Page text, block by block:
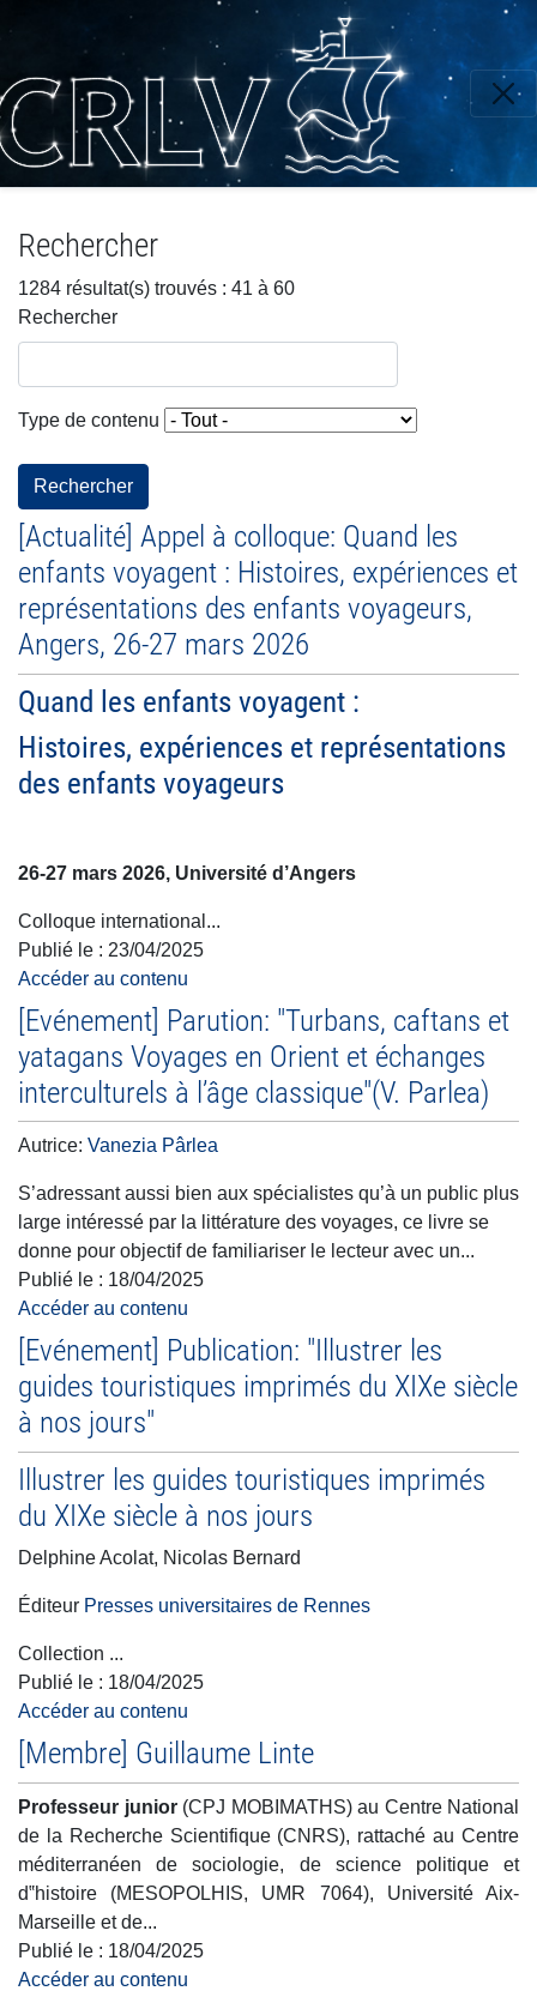
contenu
principal
Rechercher
1284 résultat(s) trouvés : 41 à 60
Rechercher
Type de contenu
Rechercher
[Actualité] Appel à colloque: Quand les
enfants voyagent : Histoires, expériences et
représentations des enfants voyageurs,
Angers, 26-27 mars 2026
Quand les enfants voyagent :
Histoires, expériences et représentations
des enfants voyageurs
26-27 mars 2026, Université d’Angers
Colloque international...
Publié le : 23/04/2025
Accéder au contenu
[Evénement] Parution: "Turbans, caftans et
yatagans Voyages en Orient et échanges
interculturels à l’âge classique"(V. Parlea)
Autrice: Vanezia Pârlea
S’adressant aussi bien aux spécialistes qu’à un public plus
large intéressé par la littérature des voyages, ce livre se
donne pour objectif de familiariser le lecteur avec un...
Publié le : 18/04/2025
Accéder au contenu
[Evénement] Publication: "Illustrer les
guides touristiques imprimés du XIXe siècle
à nos jours"
Illustrer les guides touristiques imprimés
du XIXe siècle à nos jours
Delphine Acolat, Nicolas Bernard
Éditeur Presses universitaires de Rennes
Collection ...
Publié le : 18/04/2025
Accéder au contenu
[Membre] Guillaume Linte
Professeur junior (CPJ MOBIMATHS) au Centre National
de la Recherche Scientifique (CNRS), rattaché au Centre
méditerranéen de sociologie, de science politique et
d‟histoire (MESOPOLHIS, UMR 7064), Université Aix-
Marseille et de...
Publié le : 18/04/2025
Accéder au contenu